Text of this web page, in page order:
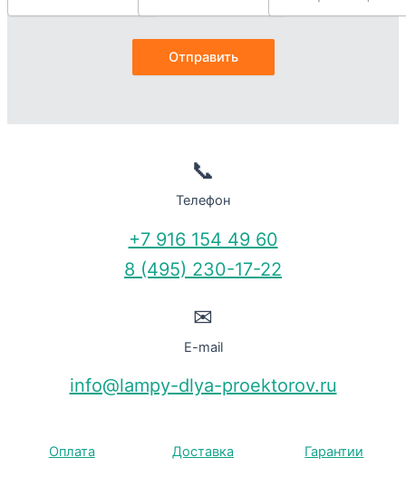
📞
Телефон
+7 916 154 49 60
8 (495) 230-17-22
✉
E-mail
info@lampy-dlya-proektorov.ru
Оплата Доставка
Гарантии